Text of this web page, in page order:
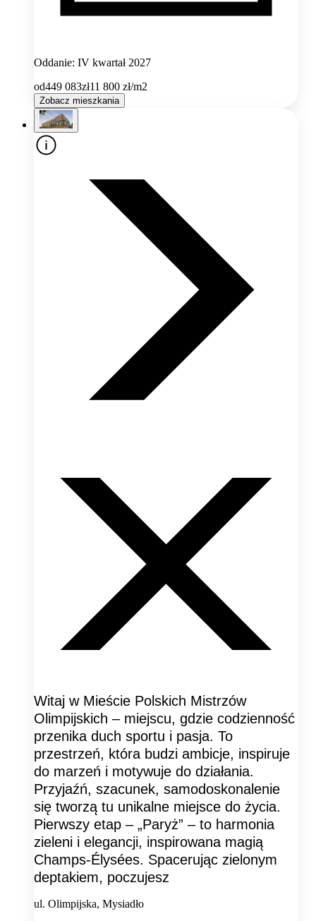
Oddanie: IV kwartał 2027
od449 083zł11 800 zł/m2
Zobacz mieszkania
Witaj w Mieście Polskich Mistrzów
Olimpijskich – miejscu, gdzie codzienność
przenika duch sportu i pasja. To
przestrzeń, która budzi ambicje, inspiruje
do marzeń i motywuje do działania.
Przyjaźń, szacunek, samodoskonalenie
się tworzą tu unikalne miejsce do życia.
Pierwszy etap – „Paryż” – to harmonia
zieleni i elegancji, inspirowana magią
Champs-Élysées. Spacerując zielonym
deptakiem, poczujesz
ul. Olimpijska, Mysiadło